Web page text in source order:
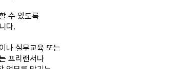
수 있도록
다.
나 실무교육 또는
프리랜서나